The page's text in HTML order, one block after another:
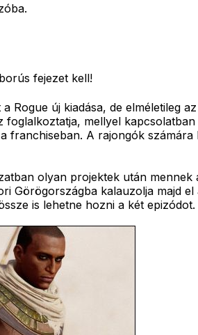
fejezet kell!
új kiadása, de elméletileg
mellyel
franchiseban. A rajongók számára
olyan projektek után
Görögországba kalauzolja majd
is lehetne hozni a két epizódot.